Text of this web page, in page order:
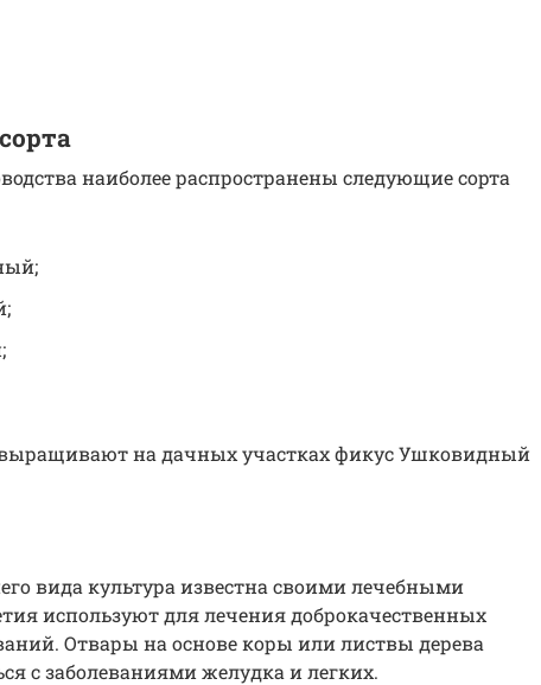
наиболее распространены следующие сорта
на дачных участках фикус Ушковидный
вида культура известна своими лечебными
используют для лечения доброкачественных
Отвары на основе коры или листвы дерева
с заболеваниями желудка и легких.